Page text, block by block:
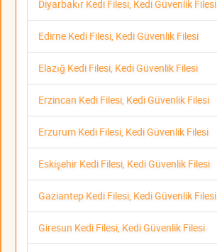
Diyarbakır Kedi Filesi, Kedi Güvenlik Filesi
Edirne Kedi Filesi, Kedi Güvenlik Filesi
Elazığ Kedi Filesi, Kedi Güvenlik Filesi
Erzincan Kedi Filesi, Kedi Güvenlik Filesi
Erzurum Kedi Filesi, Kedi Güvenlik Filesi
Eskişehir Kedi Filesi, Kedi Güvenlik Filesi
Gaziantep Kedi Filesi, Kedi Güvenlik Filesi
Giresun Kedi Filesi, Kedi Güvenlik Filesi